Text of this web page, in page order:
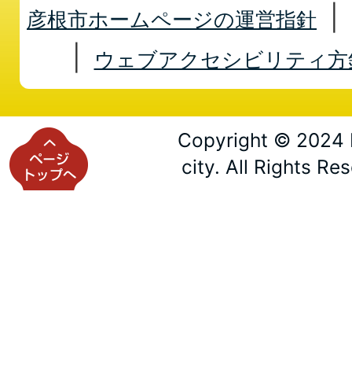
彦根市ホームページの運営指針
ウェブアクセシビリティ方
Copyright © 2024
city. All Rights